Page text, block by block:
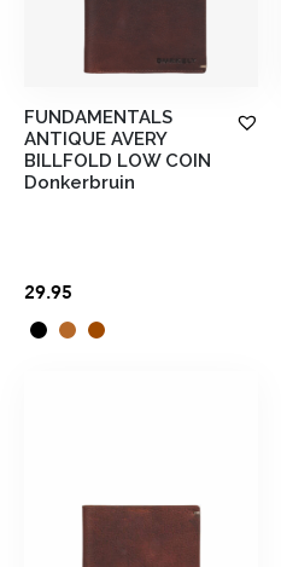
FUNDAMENTALS
ANTIQUE AVERY
BILLFOLD LOW COIN
Donkerbruin
29.95